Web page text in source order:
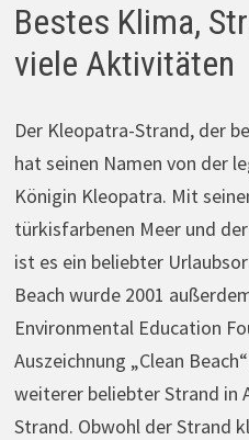
Bestes Klima,
viele Aktivitäten
Der Kleopatra-Strand, der
hat seinen Namen von der
Königin Kleopatra. Mit
türkisfarbenen Meer und
ist es ein beliebter
Beach wurde 2001
Environmental Education
Auszeichnung „Clean
weiterer beliebter Strand in
Strand. Obwohl der Strand